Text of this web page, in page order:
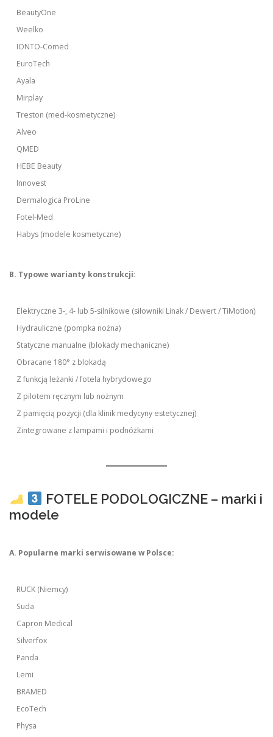
BeautyOne
Weelko
IONTO-Comed
EuroTech
Ayala
Mirplay
Treston (med-kosmetyczne)
Alveo
QMED
HEBE Beauty
Innovest
Dermalogica ProLine
Fotel-Med
Habys (modele kosmetyczne)
B. Typowe warianty konstrukcji:
Elektryczne 3-, 4- lub 5-silnikowe (siłowniki Linak / Dewert / TiMotion)
Hydrauliczne (pompka nożna)
Statyczne manualne (blokady mechaniczne)
Obracane 180° z blokadą
Z funkcją leżanki / fotela hybrydowego
Z pilotem ręcznym lub nożnym
Z pamięcią pozycji (dla klinik medycyny estetycznej)
Zintegrowane z lampami i podnóżkami
FOTELE PODOLOGICZNE – marki i
modele
A. Popularne marki serwisowane w Polsce:
RUCK (Niemcy)
Suda
Capron Medical
Silverfox
Panda
Lemi
BRAMED
EcoTech
Physa